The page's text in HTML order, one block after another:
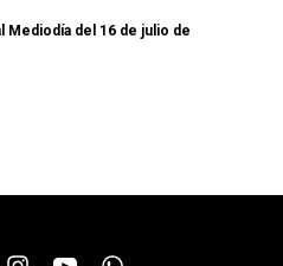
Mediodía del 16 de julio de